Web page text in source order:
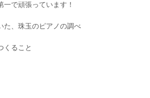
で頑張っています！
た、珠玉のピアノの調べ
くること